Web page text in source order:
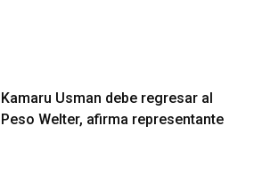
Kamaru Usman debe regresar al
Peso Welter, afirma representante